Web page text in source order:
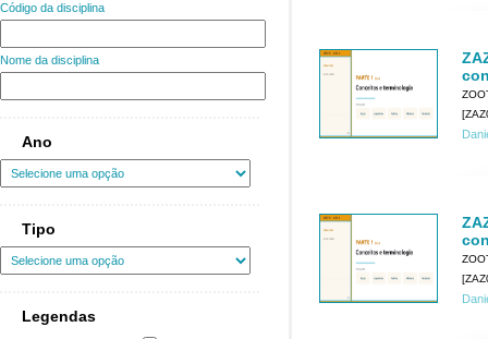
Código da disciplina
Nome da disciplina
Ano
Tipo
Legendas